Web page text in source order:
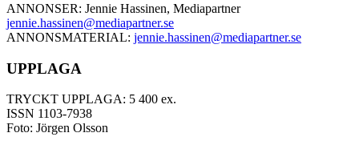
ANNONSER: Jennie Hassinen, Mediapartner
jennie.hassinen@mediapartner.se
ANNONSMATERIAL: jennie.hassinen@mediapartner.se
UPPLAGA
TRYCKT UPPLAGA: 5 400 ex.
ISSN 1103-7938
Foto: Jörgen Olsson